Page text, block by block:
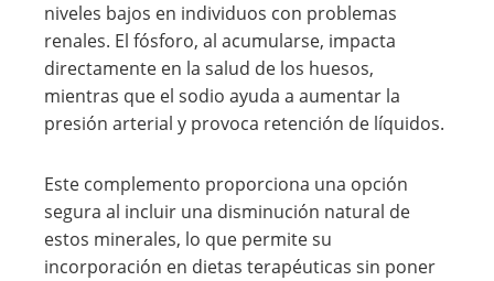
niveles bajos en individuos con problemas
renales. El fósforo, al acumularse, impacta
directamente en la salud de los huesos,
mientras que el sodio ayuda a aumentar la
presión arterial y provoca retención de líquidos.
Este complemento proporciona una opción
segura al incluir una disminución natural de
estos minerales, lo que permite su
incorporación en dietas terapéuticas sin poner